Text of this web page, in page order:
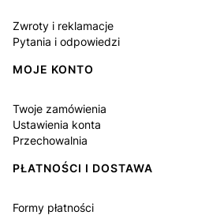
Zwroty i reklamacje
Pytania i odpowiedzi
MOJE KONTO
Twoje zamówienia
Ustawienia konta
Przechowalnia
PŁATNOŚCI I DOSTAWA
Formy płatności